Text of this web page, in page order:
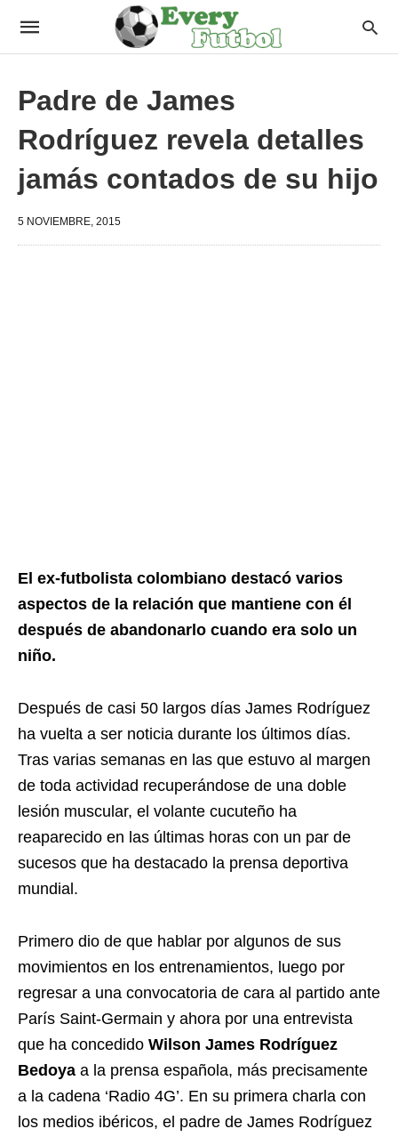
Padre de James
Rodríguez revela detalles
jamás contados de su hijo
5 NOVIEMBRE, 2015
El ex-futbolista colombiano destacó varios
aspectos de la relación que mantiene con él
después de abandonarlo cuando era solo un
niño.
Después de casi 50 largos días James Rodríguez
ha vuelta a ser noticia durante los últimos días.
Tras varias semanas en las que estuvo al margen
de toda actividad recuperándose de una doble
lesión muscular, el volante cucuteño ha
reaparecido en las últimas horas con un par de
sucesos que ha destacado la prensa deportiva
mundial.
Primero dio de que hablar por algunos de sus
movimientos en los entrenamientos, luego por
regresar a una convocatoria de cara al partido ante
París Saint-Germain y ahora por una entrevista
que ha concedido Wilson James Rodríguez
Bedoya a la prensa española, más precisamente
a la cadena ‘Radio 4G’. En su primera charla con
los medios ibéricos, el padre de James Rodríguez